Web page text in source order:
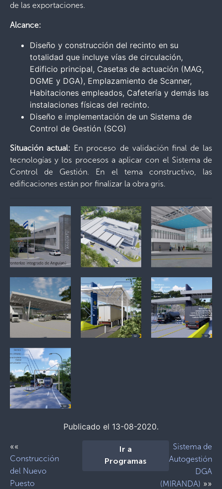
de las exportaciones.
Alcance:
Diseño y construcción del recinto en su
totalidad que incluye vías de circulación,
Edificio principal, Casetas de actuación (MAG,
DGME y DGA), Emplazamiento de Scanner,
Habitaciones empleados, Cafetería y demás las
instalaciones físicas del recinto.
Diseño e implementación de un Sistema de
Control de Gestión (SCG)
Situación actual: En proceso de validación final de las
tecnologías y los procesos a aplicar con el Sistema de
Control de Gestión. En el tema constructivo, las
edificaciones están por finalizar la obra gris.
Publicado el 13-08-2020.
««
Construcción
del Nuevo
Puesto
Ir a
Programas
Sistema de
Autogestión
DGA
(MIRANDA) »»